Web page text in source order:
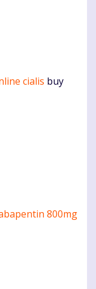
cialis buy
800mg